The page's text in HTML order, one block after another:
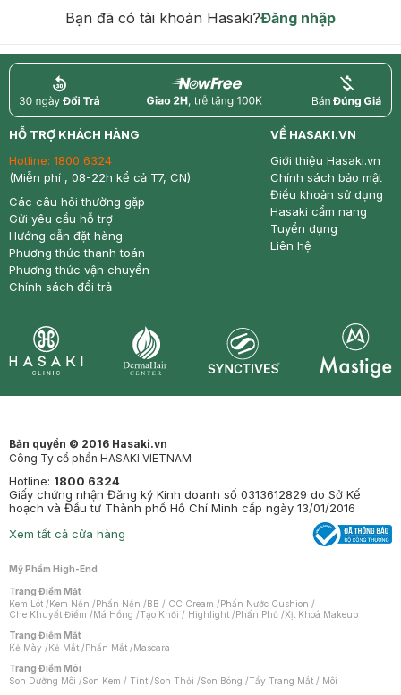
Bạn đã có tài khoản Hasaki?Đăng nhập
return nowfree price
HỖ TRỢ KHÁCH HÀNG
Hotline: 1800 6324
(Miễn phí , 08-22h kể cả T7, CN)
Các câu hỏi thường gặp
Gửi yêu cầu hỗ trợ
Hướng dẫn đặt hàng
Phương thức thanh toán
Phương thức vận chuyển
Chính sách đổi trả
VỀ HASAKI.VN
Giới thiệu Hasaki.vn
Chính sách bảo mật
Điều khoản sử dụng
Hasaki cẩm nang
Tuyển dụng
Liên hệ
Bản quyền © 2016 Hasaki.vn
Công Ty cổ phần HASAKI VIETNAM
Hotline: 1800 6324
Giấy chứng nhận Đăng ký Kinh doanh số 0313612829 do Sở Kế
hoạch và Đầu tư Thành phố Hồ Chí Minh cấp ngày 13/01/2016
Xem tất cả cửa hàng
Mỹ Phẩm High-End
Trang Điểm Mặt
Kem Lót /Kem Nền /Phấn Nền /BB / CC Cream /Phấn Nước Cushion /
Che Khuyết Điểm /Má Hồng /Tạo Khối / Highlight /Phấn Phủ /Xịt Khoá Makeup
Trang Điểm Mắt
Kẻ Mày /Kẻ Mắt /Phấn Mắt /Mascara
Trang Điểm Môi
Son Dưỡng Môi /Son Kem / Tint /Son Thỏi /Son Bóng /Tẩy Trang Mắt / Môi